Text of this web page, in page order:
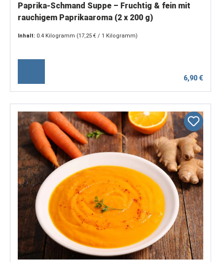
Paprika-Schmand Suppe – Fruchtig & fein mit
rauchigem Paprikaaroma (2 x 200 g)
Inhalt: 0.4 Kilogramm (17,25 € / 1 Kilogramm)
6,90 €